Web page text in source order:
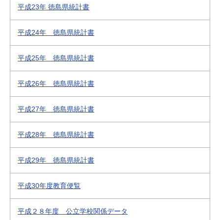
平成23年 徳島県統計書
平成24年 徳島県統計書
平成25年 徳島県統計書
平成26年 徳島県統計書
平成27年 徳島県統計書
平成28年 徳島県統計書
平成29年 徳島県統計書
平成30年度教育便覧
平成２８年度 公立学校関係データ